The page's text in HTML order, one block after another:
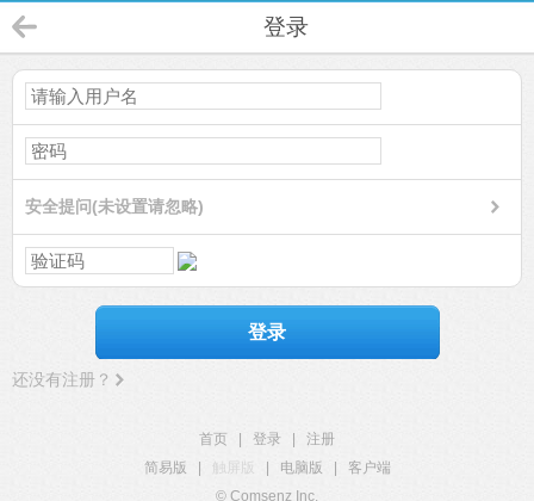
登录
安全提问(未设置请忽略)
登录
还没有注册？
首页 登录
注册
简易版
触屏版 电脑版
客户端
© Comsenz Inc.